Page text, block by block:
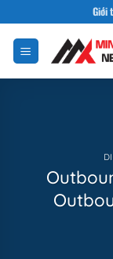
dung
Giới